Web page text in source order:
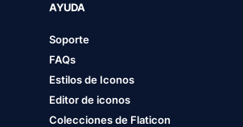
AYUDA
Soporte
FAQs
Estilos de Iconos
Editor de iconos
Colecciones de Flaticon